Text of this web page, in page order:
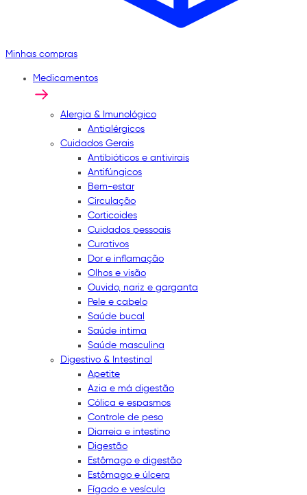
Minhas compras
Medicamentos
Alergia & Imunológico
Antialérgicos
Cuidados Gerais
Antibióticos e antivirais
Antifúngicos
Bem-estar
Circulação
Corticoides
Cuidados pessoais
Curativos
Dor e inflamação
Olhos e visão
Ouvido, nariz e garganta
Pele e cabelo
Saúde bucal
Saúde íntima
Saúde masculina
Digestivo & Intestinal
Apetite
Azia e má digestão
Cólica e espasmos
Controle de peso
Diarreia e intestino
Digestão
Estômago e digestão
Estômago e úlcera
Fígado e vesícula